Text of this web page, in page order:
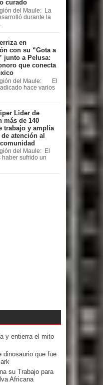
curado
del Maule: La
durante la
en
con su “Gota a
junto a Pelusa:
que conecta
del Maule: El
hace varios
Lider de
más de 140
trabajo y amplía
atención al
del Maule: El
haber sufrido un
y entierra el mito
dinosaurio que fue
su Trabajo para
Africana